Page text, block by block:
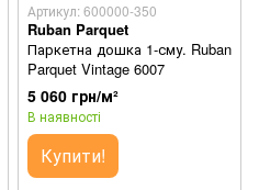
Артикул: 600000-350
Ruban Parquet
Паркетна дошка 1-сму. Ruban
Parquet Vintage 6007
5 060 грн/м²
В наявності
Купити!